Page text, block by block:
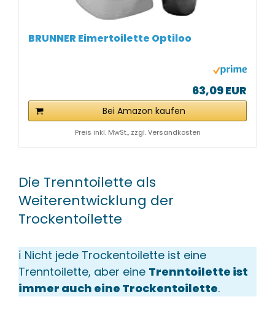
BRUNNER Eimertoilette Optiloo
63,09 EUR
Bei Amazon kaufen
Preis inkl. MwSt., zzgl. Versandkosten
Die Trenntoilette als
Weiterentwicklung der
Trockentoilette
ℹ️ Nicht jede Trockentoilette ist eine
Trenntoilette, aber eine Trenntoilette ist
immer auch eine Trockentoilette.